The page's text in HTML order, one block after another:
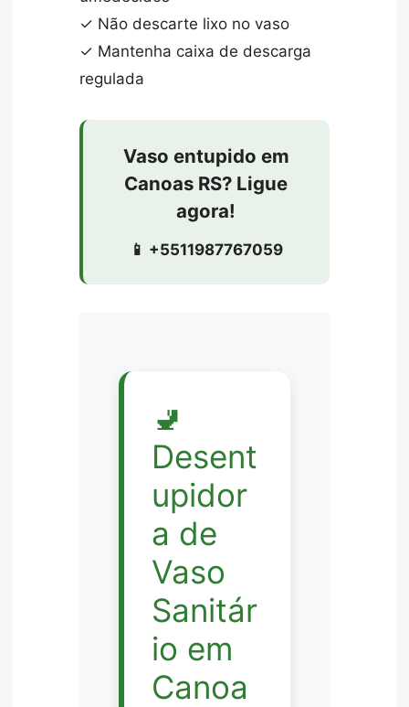
✓ Não descarte lixo no vaso
✓ Mantenha caixa de descarga
regulada
Vaso entupido em
Canoas RS? Ligue
agora!
📱 +5511987767059
🚽
Desent
upidor
a de
Vaso
Sanitár
io em
Canoa